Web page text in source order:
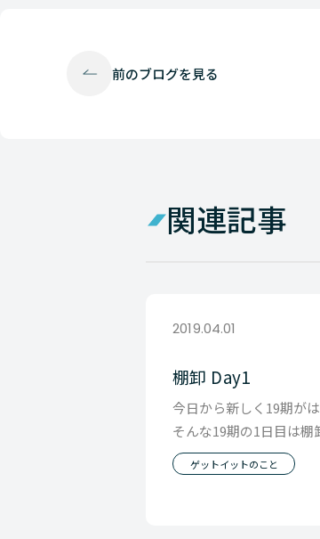
前のブログを見る
関連記事
2019.04.01
棚卸 Day1
今日から新しく19期がは
そんな19期の1日目は棚
１日でした。 棚卸は 1.
ゲットイットのこと